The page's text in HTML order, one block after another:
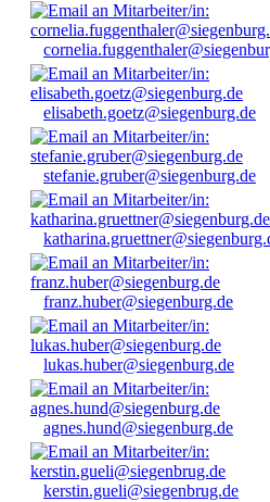
elisabeth.goetz@siegenburg.de
stefanie.gruber@siegenburg.de
franz.huber@siegenburg.de
lukas.huber@siegenburg.de
agnes.hund@siegenburg.de
kerstin.gueli@siegenbrug.de